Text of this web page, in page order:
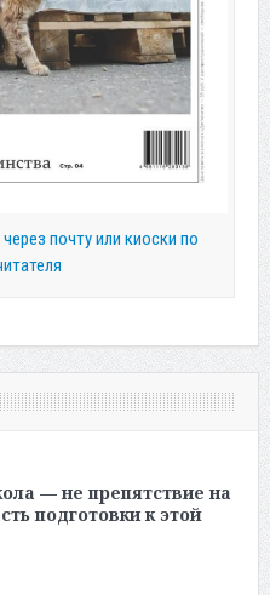
почту или киоски по
— не препятствие на
подготовки к этой